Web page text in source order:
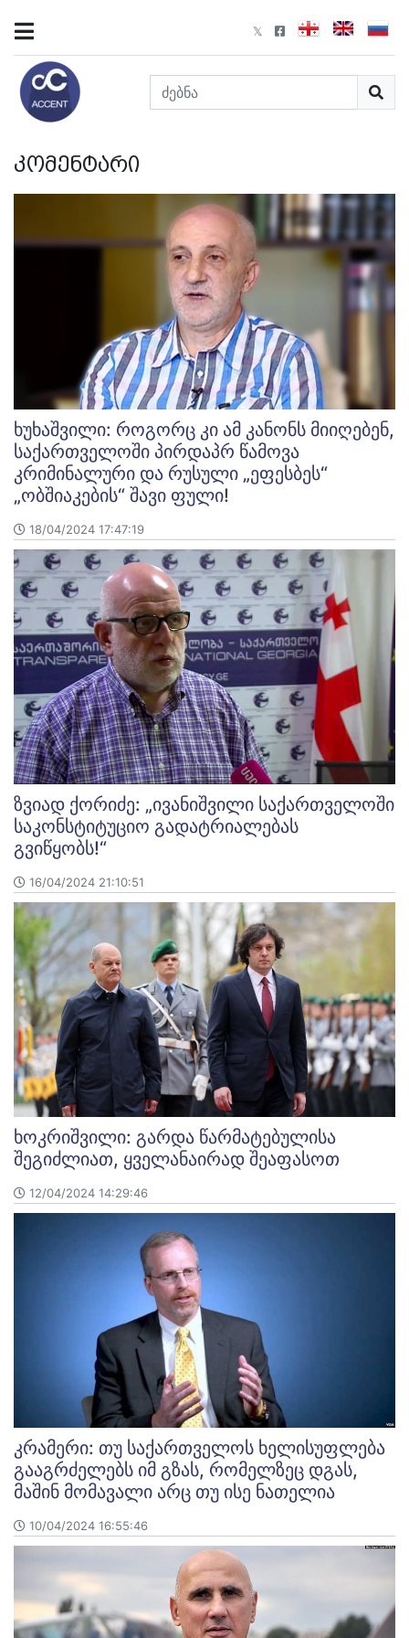
კომენტარი
ხუხაშვილი: როგორც კი ამ კანონს მიიღებენ,
საქართველოში პირდაპრ წამოვა
კრიმინალური და რუსული „ეფესბეს“
„ობშიაკების“ შავი ფული!
18/04/2024 17:47:19
ზვიად ქორიძე: „ივანიშვილი საქართველოში
საკონსტიტუციო გადატრიალებას
გვიწყობს!“
16/04/2024 21:10:51
ხოკრიშვილი: გარდა წარმატებულისა
შეგიძლიათ, ყველანაირად შეაფასოთ
12/04/2024 14:29:46
კრამერი: თუ საქართველოს ხელისუფლება
გააგრძელებს იმ გზას, რომელზეც დგას,
მაშინ მომავალი არც თუ ისე ნათელია
10/04/2024 16:55:46